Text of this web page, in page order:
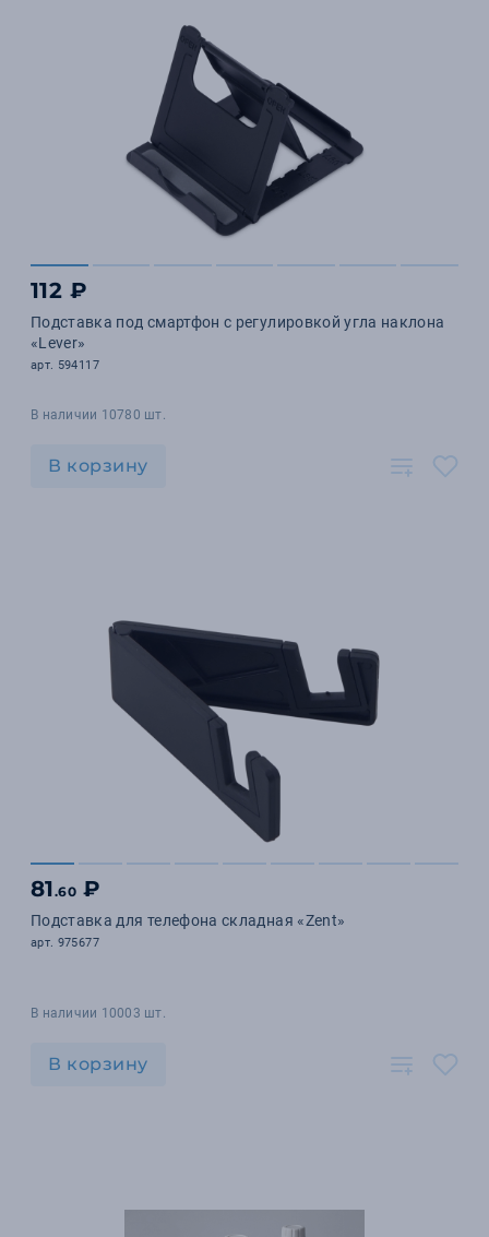
112 ₽
Подставка под смартфон с регулировкой угла наклона
«Lever»
арт. 594117
В наличии 10780 шт.
В корзину
81.60 ₽
Подставка для телефона складная «Zent»
арт. 975677
В наличии 10003 шт.
В корзину